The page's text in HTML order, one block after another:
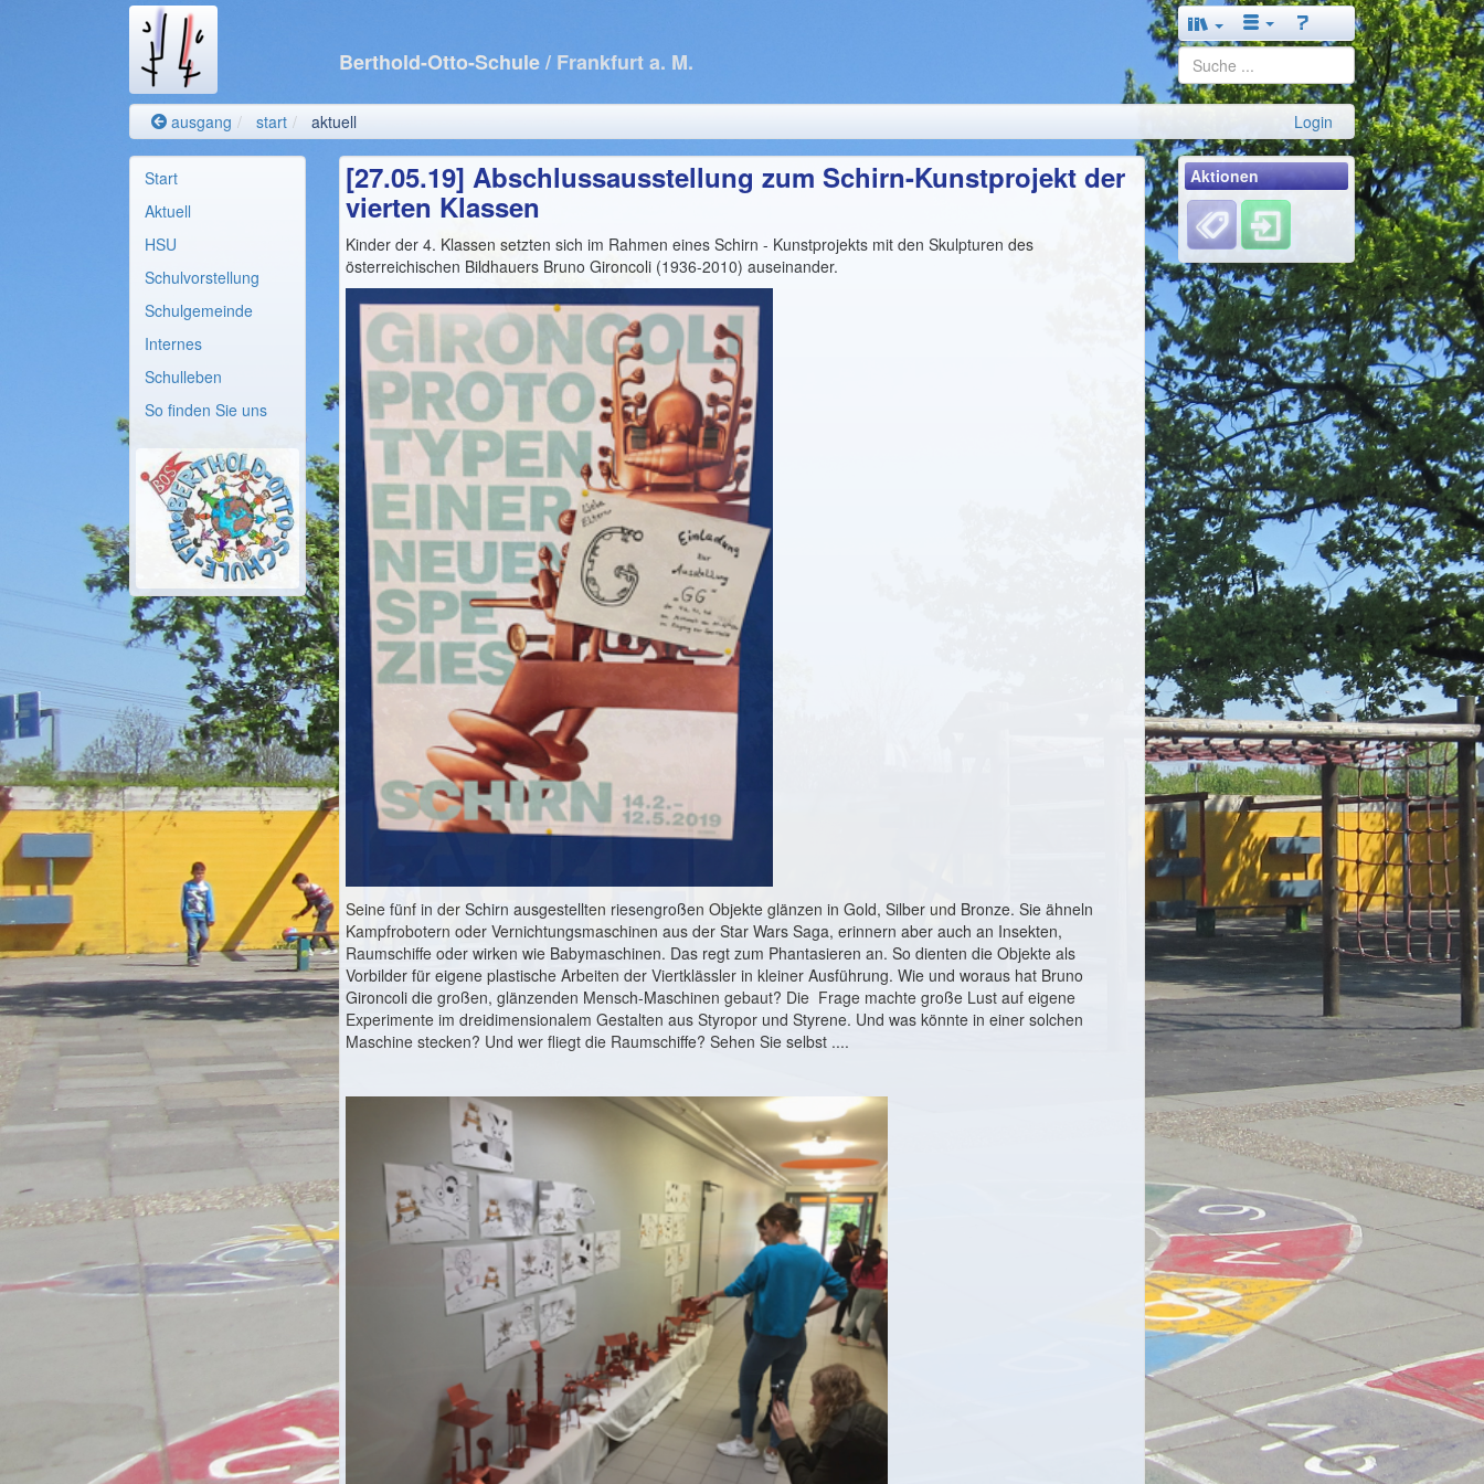
Berthold-Otto-Schule/ Frankfurt a. M.
ausgang start aktuell Login
Start
Aktuell
HSU
Schulvorstellung
Schulgemeinde
Internes
Schulleben
So finden Sie uns
[27.05.19] Abschlussausstellung zum Schirn-Kunstprojekt der
vierten Klassen
Kinder der 4. Klassen setzten sich im Rahmen eines Schirn - Kunstprojekts mit den Skulpturen des
österreichischen Bildhauers Bruno Gironcoli (1936-2010) auseinander.
Seine fünf in der Schirn ausgestellten riesengroßen Objekte glänzen in Gold, Silber und Bronze. Sie ähneln
Kampfrobotern oder Vernichtungsmaschinen aus der Star Wars Saga, erinnern aber auch an Insekten,
Raumschiffe oder wirken wie Babymaschinen. Das regt zum Phantasieren an. So dienten die Objekte als
Vorbilder für eigene plastische Arbeiten der Viertklässler in kleiner Ausführung. Wie und woraus hat Bruno
Gironcoli die großen, glänzenden Mensch-Maschinen gebaut? Die Frage machte große Lust auf eigene
Experimente im dreidimensionalem Gestalten aus Styropor und Styrene. Und was könnte in einer solchen
Maschine stecken? Und wer fliegt die Raumschiffe? Sehen Sie selbst ....
Aktionen